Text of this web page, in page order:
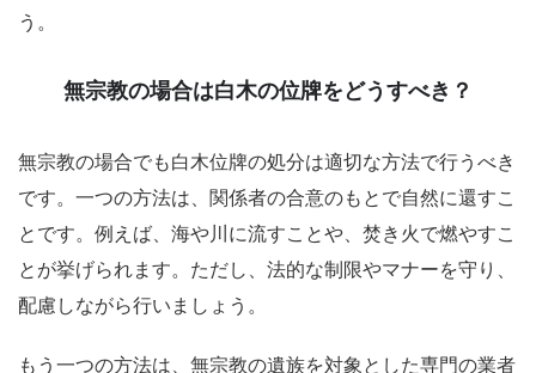
う。
無宗教の場合は白木の位牌をどうすべき？
無宗教の場合でも白木位牌の処分は適切な方法で行うべき
です。一つの方法は、関係者の合意のもとで自然に還すこ
とです。例えば、海や川に流すことや、焚き火で燃やすこ
とが挙げられます。ただし、法的な制限やマナーを守り、
配慮しながら行いましょう。
もう一つの方法は、無宗教の遺族を対象とした専門の業者